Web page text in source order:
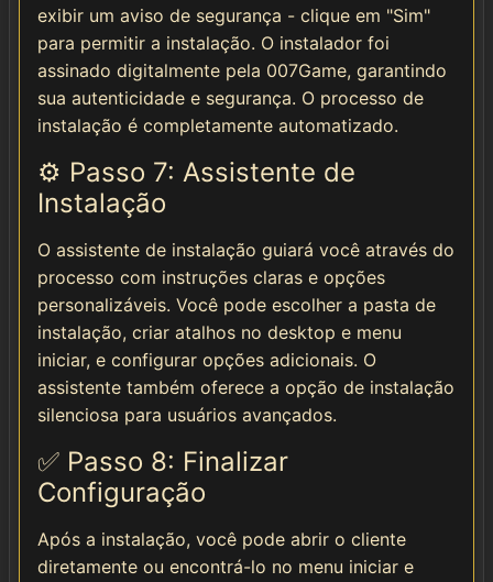
exibir um aviso de segurança - clique em "Sim"
para permitir a instalação. O instalador foi
assinado digitalmente pela 007Game, garantindo
sua autenticidade e segurança. O processo de
instalação é completamente automatizado.
⚙️ Passo 7: Assistente de
Instalação
O assistente de instalação guiará você através do
processo com instruções claras e opções
personalizáveis. Você pode escolher a pasta de
instalação, criar atalhos no desktop e menu
iniciar, e configurar opções adicionais. O
assistente também oferece a opção de instalação
silenciosa para usuários avançados.
✅ Passo 8: Finalizar
Configuração
Após a instalação, você pode abrir o cliente
diretamente ou encontrá-lo no menu iniciar e